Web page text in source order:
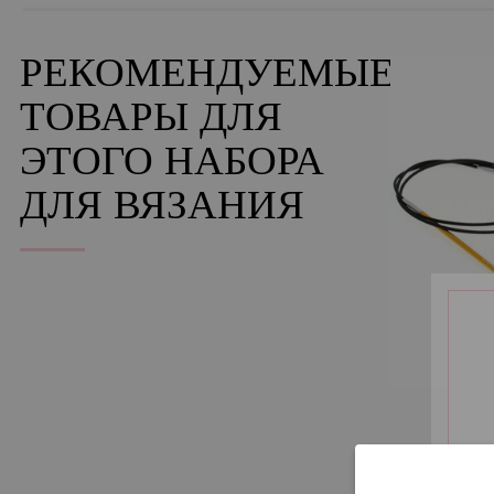
РЕКОМЕНДУЕМЫЕ
ТОВАРЫ ДЛЯ
ЭТОГО НАБОРА
ДЛЯ ВЯЗАНИЯ